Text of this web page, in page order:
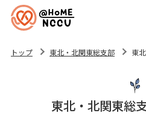
トップ 東北・北関東総支部 東
東北・北関東総